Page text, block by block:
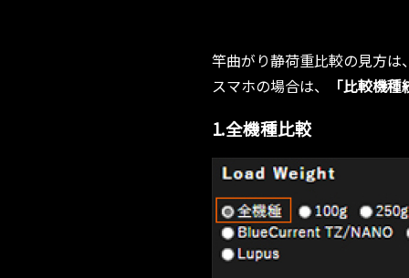
竿曲がり静荷重比較の見方
スマホの場合は、
「比較機
1.全機種比較